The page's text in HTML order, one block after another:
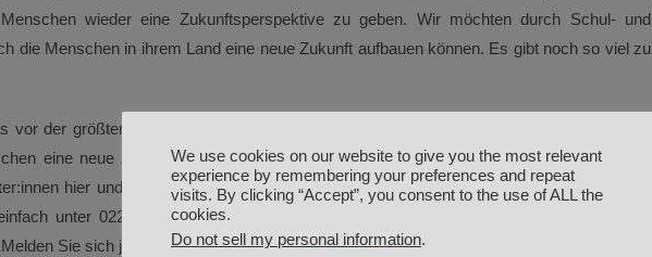
wieder eine Zukunftsperspektive zu geben. Wir möchten durch Schul- und
die Menschen in ihrem Land eine neue Zukunft aufbauen können. Es gibt noch so viel zu
vor der größten Herausforderung unsere über 40-jährigen Vereinshistorie. Bitte spenden
eine neue Zukunft geben und ihnen zeigen können, dass sie nicht vergessen sind.
hier und in Kabul danke ich Ihnen sehr herzlich für Ihre Unterstützung. Sie haben
unter 0228-481077 oder vafbonn@t-online.de. Gerne halten wir Sie mit aktuellen
Sie sich jetzt zu unserem E-Mail-Newsletter an!
We use cookies on our website to give you the most relevant
experience by remembering your preferences and repeat
visits. By clicking “Accept”, you consent to the use of ALL the
cookies.
Do not sell my personal information.